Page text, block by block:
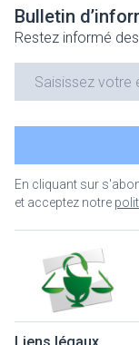
Bulletin
Restez informé
En cliquant sur
et acceptez notre